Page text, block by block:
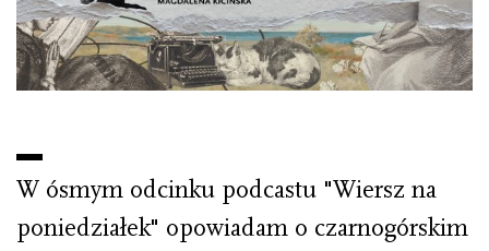
W ósmym odcinku podcastu "Wiersz na
poniedziałek" opowiadam o czarnogórskim